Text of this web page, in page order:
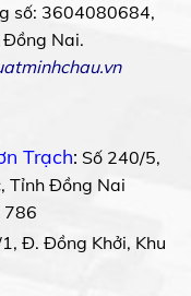
số: 3604080684,
Nai.
Trạch: Số 240/5,
Tỉnh Đồng Nai
Đ. Đồng Khởi, Khu